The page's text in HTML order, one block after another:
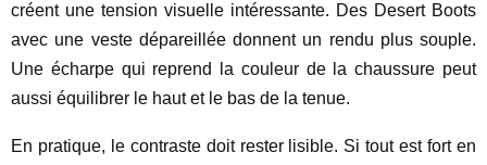
créent une tension visuelle intéressante. Des Desert Boots
avec une veste dépareillée donnent un rendu plus souple.
Une écharpe qui reprend la couleur de la chaussure peut
aussi équilibrer le haut et le bas de la tenue.
En pratique, le contraste doit rester lisible. Si tout est fort en